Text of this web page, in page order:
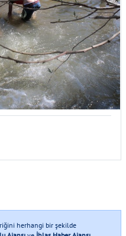
herhangi bir şekilde